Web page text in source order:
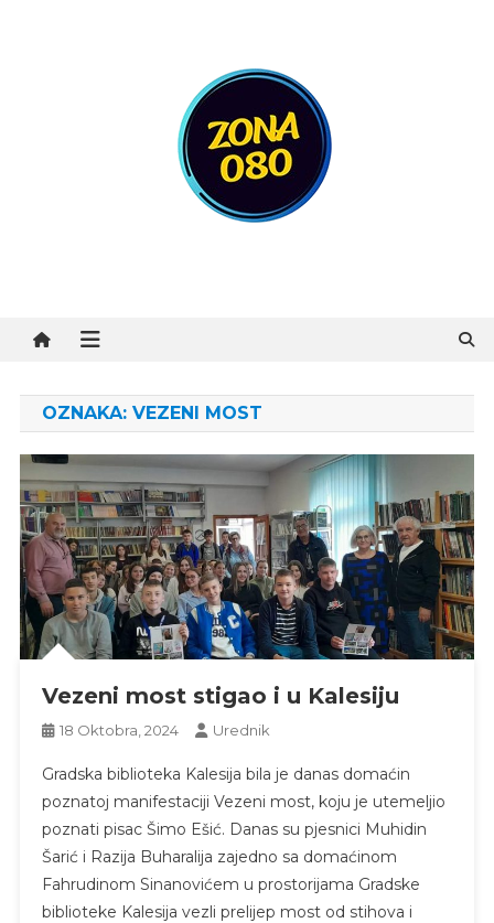
OZNAKA: VEZENI MOST
Vezeni most stigao i u Kalesiju
18 Oktobra, 2024 Urednik
Gradska biblioteka Kalesija bila je danas domaćin
poznatoj manifestaciji Vezeni most, koju je utemeljio
poznati pisac Šimo Ešić. Danas su pjesnici Muhidin
Šarić i Razija Buharalija zajedno sa domaćinom
Fahrudinom Sinanovićem u prostorijama Gradske
biblioteke Kalesija vezli prelijep most od stihova i